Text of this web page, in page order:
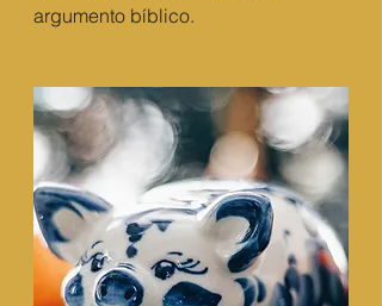
argumento bíblico.